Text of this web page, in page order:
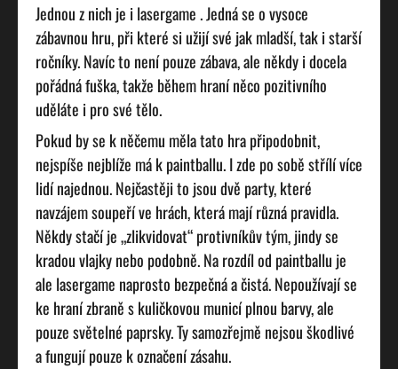
Jednou z nich je i lasergame. Jedná se o vysoce
zábavnou hru, při které si užijí své jak mladší, tak i starší
ročníky. Navíc to není pouze zábava, ale někdy i docela
pořádná fuška, takže během hraní něco pozitivního
uděláte i pro své tělo.
Pokud by se k něčemu měla tato hra připodobnit,
nejspíše nejblíže má k paintballu. I zde po sobě střílí více
lidí najednou. Nejčastěji to jsou dvě party, které
navzájem soupeří ve hrách, která mají různá pravidla.
Někdy stačí je „zlikvidovat“ protivníkův tým, jindy se
kradou vlajky nebo podobně. Na rozdíl od paintballu je
ale lasergame naprosto bezpečná a čistá. Nepoužívají se
ke hraní zbraně s kuličkovou municí plnou barvy, ale
pouze světelné paprsky. Ty samozřejmě nejsou škodlivé
a fungují pouze k označení zásahu.